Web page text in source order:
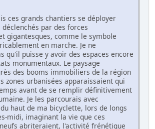
ces grands chantiers se déployer
par des forces
gigantesques, comme le symbole
en marche. Je ne
qu'il puisse y avoir des espaces encore
monumentaux. Le paysage
des booms immobiliers de la région
zones urbanisées apparaissaient qui
avant de se remplir définitivement
Je les parcourais avec
haut de ma bicyclette, lors de longs
midi, imaginant la vie que ces
abriteraient, l'activité frénétique